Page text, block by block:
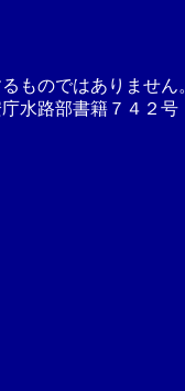
ものではありませ
水路部書籍７４２